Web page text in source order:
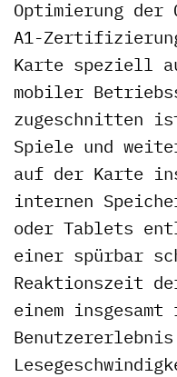
Optimierung der
A1-
Karte speziell
mobiler
zugeschnitten
Spiele und
auf der Karte
internen
oder Tablets
einer spürbar
Reaktionszeit der
einem